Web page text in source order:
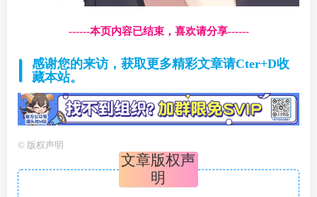
------本页内容已结束，喜欢请分享------
感谢您的来访，获取更多精彩文章请Cter+D收
藏本站。
© 版权声明
文章版权声
明